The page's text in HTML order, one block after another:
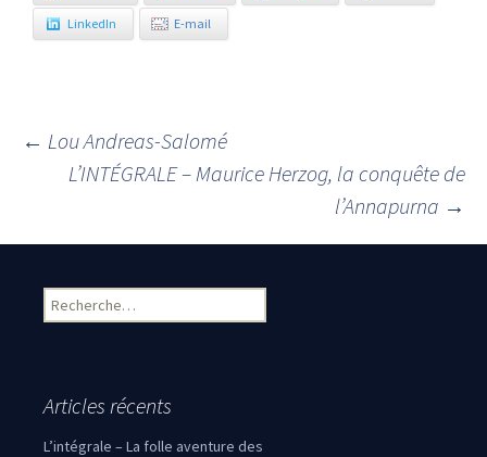
LinkedIn E-mail
Navigation des articles
← Lou Andreas-Salomé
L’INTÉGRALE – Maurice Herzog, la conquête de
l’Annapurna →
Rechercher :
Articles récents
L’intégrale – La folle aventure des